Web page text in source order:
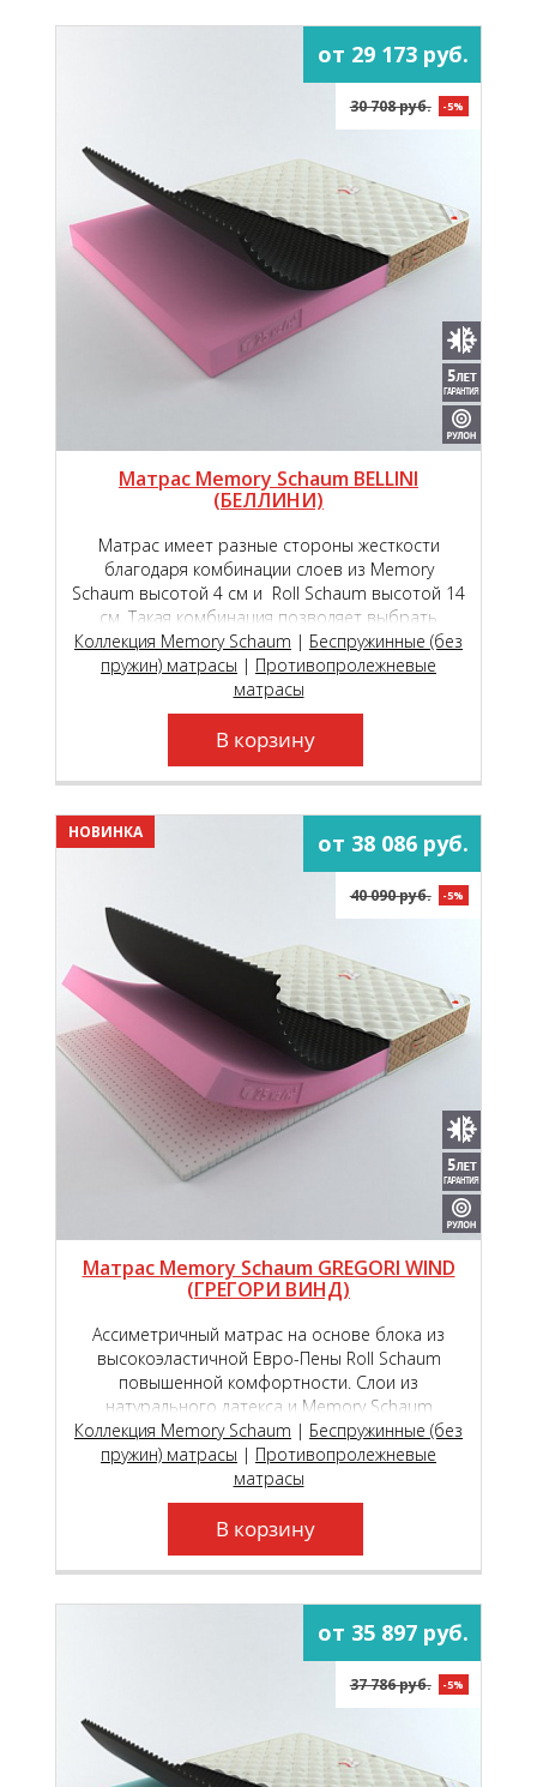
от 29 173 руб.
30 708 руб. -5%
Матрас Memory Schaum BELLINI
(БЕЛЛИНИ)
Матрас имеет разные стороны жесткости
благодаря комбинации слоев из Memory
Schaum высотой 4 см и Roll Schaum высотой 14
см. Такая комбинация позволяет выбрать
наиболее комфортную сторону для сна.
Коллекция Memory Schaum | Беспружинные (без
пружин) матрасы | Противопролежневые
матрасы
В корзину
НОВИНКА от 38 086 руб.
40 090 руб. -5%
Матрас Memory Schaum GREGORI WIND
(ГРЕГОРИ ВИНД)
Ассиметричный матрас на основе блока из
высокоэластичной Евро-Пены Roll Schaum
повышенной комфортности. Слои из
натурального латекса и Memory Schaum
придадут дополнительный комфорт спальному
месту.
Коллекция Memory Schaum | Беспружинные (без
пружин) матрасы | Противопролежневые
матрасы
В корзину
от 35 897 руб.
37 786 руб. -5%